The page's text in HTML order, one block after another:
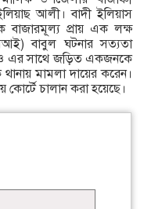
আলী। বাদী ইলিয়াস
বাজারমূল্য প্রায় এক লক্ষ
বাবুল ঘটনার সত্যতা
ও এর সাথে জড়িত একজনকে
মামলা দায়ের করেন।
চালান করা হয়েছে।